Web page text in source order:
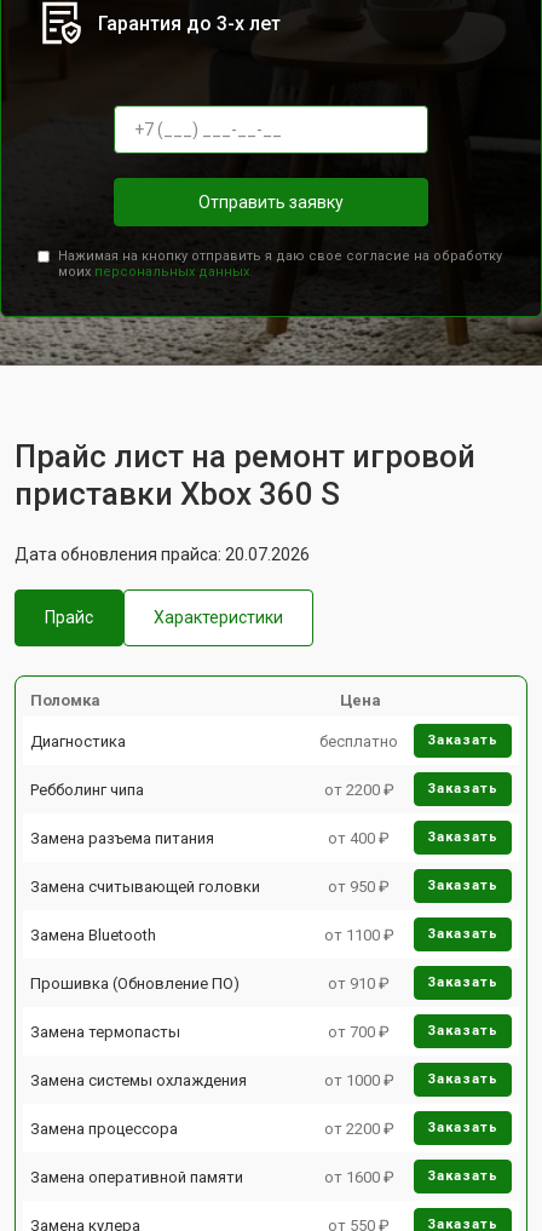
Гарантия до 3-х лет
Отправить заявку
Нажимая на кнопку отправить я даю свое согласие на обработку
моих персональных данных.
Прайс лист на ремонт игровой
приставки Xbox 360 S
Дата обновления прайса: 20.07.2026
Прайс Характеристики
Поломка Цена
Диагностика бесплатно Заказать
Ребболинг чипа от 2200 ₽ Заказать
Замена разъема питания от 400 ₽ Заказать
Замена считывающей головки от 950 ₽ Заказать
Замена Bluetooth от 1100 ₽ Заказать
Прошивка (Обновление ПО) от 910 ₽ Заказать
Замена термопасты от 700 ₽ Заказать
Замена системы охлаждения от 1000 ₽ Заказать
Замена процессора от 2200 ₽ Заказать
Замена оперативной памяти от 1600 ₽ Заказать
Замена кулера от 550 ₽ Заказать